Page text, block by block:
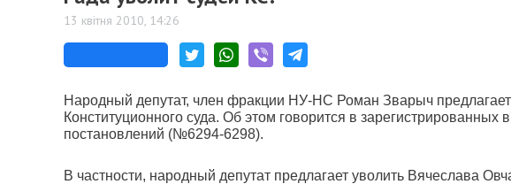
13 квітня 2010, 14:26
Народный депутат, член фракции НУ-НС Роман Зварыч
Конституционного суда. Об этом говорится в
постановлений (№6294-6298).
В частности, народный депутат предлагает уволить Вячеслава